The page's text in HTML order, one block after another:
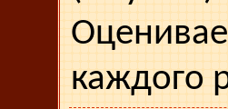
каждого